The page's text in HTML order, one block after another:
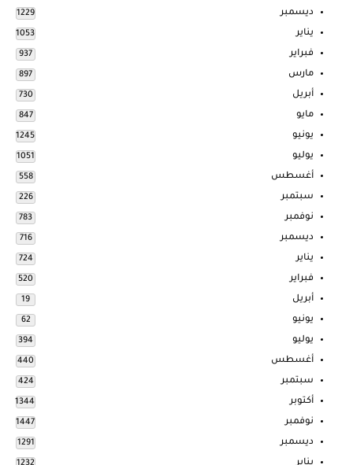
ديسمبر 1229
يناير 1053
فبراير 937
مارس 897
أبريل 730
مايو 847
يونيو 1245
يوليو 1051
أغسطس 558
سبتمبر 226
نوفمبر 783
ديسمبر 716
يناير 724
فبراير 520
أبريل 19
يونيو 62
يوليو 394
أغسطس 440
سبتمبر 424
أكتوبر 1344
نوفمبر 1447
ديسمبر 1291